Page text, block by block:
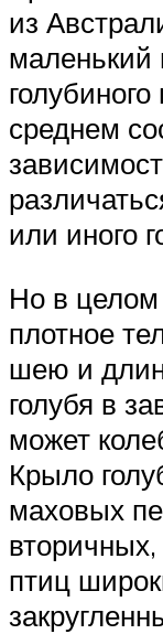
из
маленький
среднем
или иного
Но в
плотное
шею и
голубя в
может
Крыло
маховых
птиц